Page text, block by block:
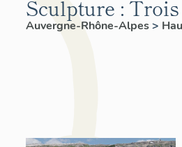
Sculpture :
Auvergne-Rhône-Alpes>